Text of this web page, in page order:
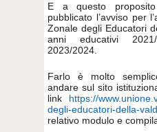
E a questo
pubblicato l’avviso per
Zonale degli Educatori
anni educativi
2023/2024.
Farlo è molto
andare sul sito
link https://
degli-educatori-della-
relativo modulo e